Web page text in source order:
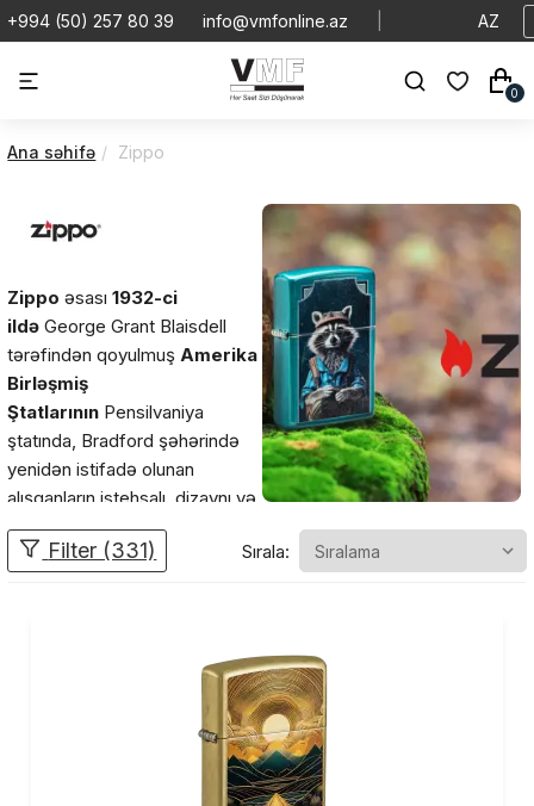
+994 (50) 257 80 39 info@vmfonline.az AZ
0
Ana səhifə Zippo
Zippo əsası1932-ci
ildə George Grant Blaisdell
tərəfindən qoyulmuşAmerika
Birləşmiş
Ştatlarının Pensilvaniya
ştatında, Bradford şəhərində
yenidən istifadə olunan
alışqanların istehsalı, dizaynı və
satışı ilə məşğuldur. Minlərlə
müxtəlif dizaynda istehsal
yüzlərlə
filmdə kino qəhrəmanlarının
aparan yol isə2-
Filter (331) Sırala: